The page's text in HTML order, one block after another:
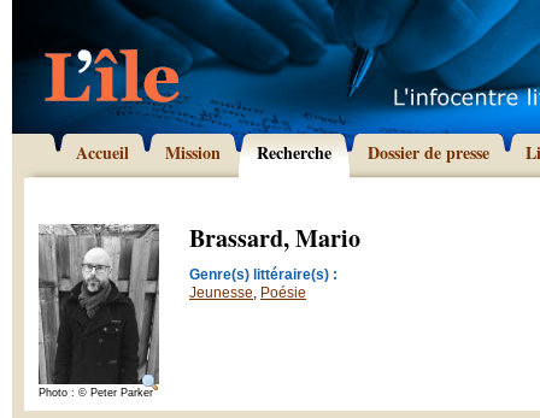
Accueil Mission Recherche Dossier de presse
Photo : © Peter Parker
Brassard, Mario
Genre(s) littéraire(s) :
Jeunesse, Poésie